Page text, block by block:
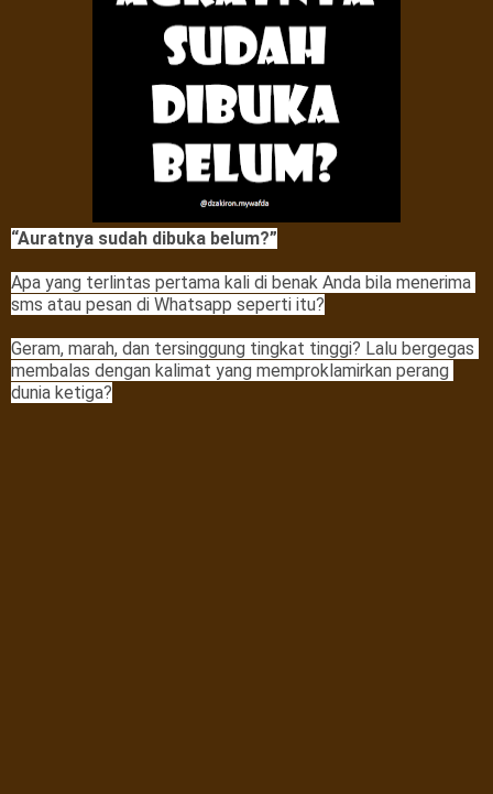
Apa yang terlintas pertama kali di benak Anda bila menerima
sms atau pesan di Whatsapp seperti itu?
Geram, marah, dan tersinggung tingkat tinggi? Lalu bergegas
membalas dengan kalimat yang memproklamirkan perang
dunia ketiga?